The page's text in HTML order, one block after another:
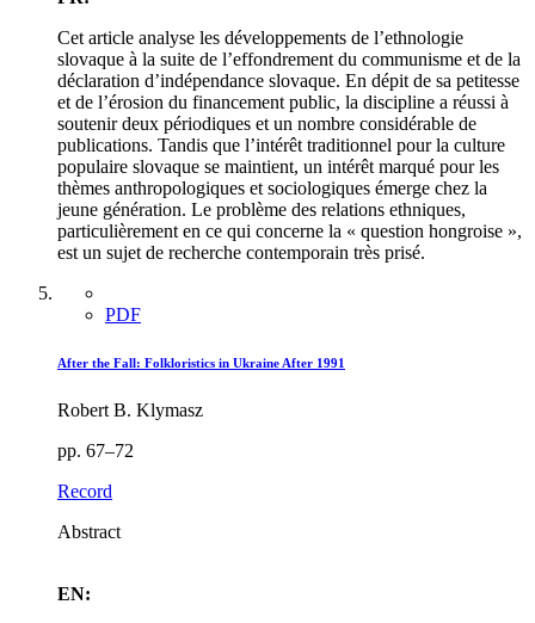
Cet article analyse les développements de l’ethnologie
slovaque à la suite de l’effondrement du communisme et de la
déclaration d’indépendance slovaque. En dépit de sa petitesse
et de l’érosion du financement public, la discipline a réussi à
soutenir deux périodiques et un nombre considérable de
publications. Tandis que l’intérêt traditionnel pour la culture
populaire slovaque se maintient, un intérêt marqué pour les
thèmes anthropologiques et sociologiques émerge chez la
jeune génération. Le problème des relations ethniques,
particulièrement en ce qui concerne la « question hongroise »,
est un sujet de recherche contemporain très prisé.
PDF
After the Fall: Folkloristics in Ukraine After 1991
Robert B. Klymasz
pp. 67–72
Record
Abstract
EN: